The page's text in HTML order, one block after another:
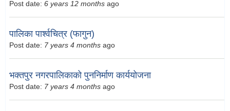
Post date: 6 years 12 months ago
पालिका पार्श्वचित्र (फागुन)
Post date: 7 years 4 months ago
भक्तपुर नगरपालिकाको पुननिर्माण कार्ययोजना
Post date: 7 years 4 months ago